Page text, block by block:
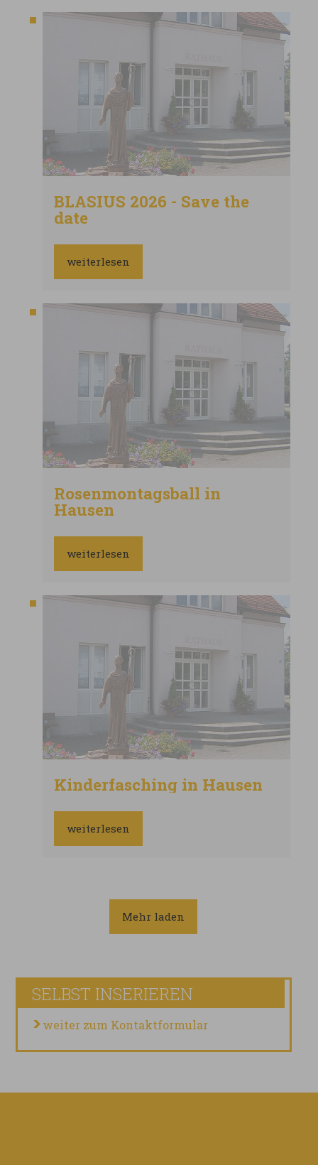
BLASIUS 2026 - Save the
date
weiterlesen
Rosenmontagsball in
Hausen
weiterlesen
Kinderfasching in Hausen
weiterlesen
Mehr laden
SELBST INSERIEREN
weiter zum Kontaktformular